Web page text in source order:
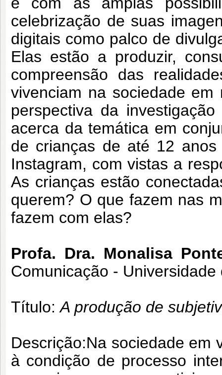
celebrização de suas
digitais como palco de
Elas estão a produzir,
compreensão das
vivenciam na sociedade
perspectiva da
acerca da temática em
de crianças de até 12
Instagram, com vistas a
As crianças estão
querem? O que fazem nas
fazem com elas?
Profa. Dra. Monalisa
Comunicação -
Título:A produção de
Descrição:Na sociedade em
à condição de processo